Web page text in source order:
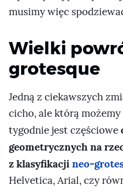
musimy więc
Wielki
grotesque
Jedną z ciekawszych
cicho, ale którą
tygodnie jest częściowe
geometrycznych na
z klasyfikacjineo-
Helvetica, Arial, czy